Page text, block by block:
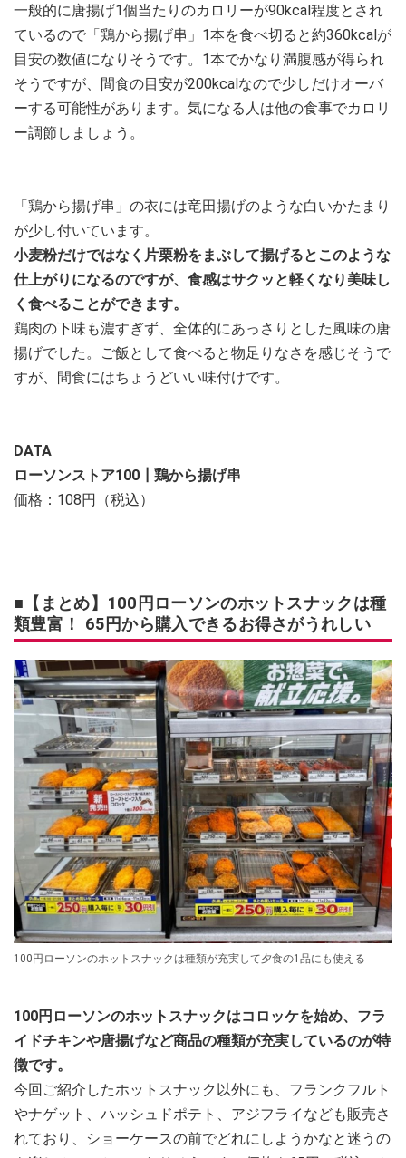
一般的に唐揚げ1個当たりのカロリーが90kcal程度とされ
ているので「鶏から揚げ串」1本を食べ切ると約360kcalが
目安の数値になりそうです。1本でかなり満腹感が得られ
そうですが、間食の目安が200kcalなので少しだけオーバ
ーする可能性があります。気になる人は他の食事でカロリ
ー調節しましょう。
「鶏から揚げ串」の衣には竜田揚げのような白いかたまり
が少し付いています。
小麦粉だけではなく片栗粉をまぶして揚げるとこのような
仕上がりになるのですが、食感はサクッと軽くなり美味し
く食べることができます。
鶏肉の下味も濃すぎず、全体的にあっさりとした風味の唐
揚げでした。ご飯として食べると物足りなさを感じそうで
すが、間食にはちょうどいい味付けです。
DATA
ローソンストア100┃鶏から揚げ串
価格：108円（税込）
■【まとめ】100円ローソンのホットスナックは種
類豊富！ 65円から購入できるお得さがうれしい
100円ローソンのホットスナックは種類が充実して夕食の1品にも使える
100円ローソンのホットスナックはコロッケを始め、フラ
イドチキンや唐揚げなど商品の種類が充実しているのが特
徴です。
今回ご紹介したホットスナック以外にも、フランクフルト
やナゲット、ハッシュドポテト、アジフライなども販売さ
れており、ショーケースの前でどれにしようかなと迷うの